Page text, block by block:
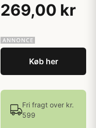
269,00 kr
Køb her
Fri fragt over kr.
599